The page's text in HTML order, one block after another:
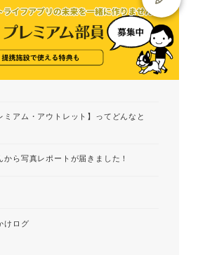
ミアム・アウトレット】ってどんなと
から写真レポートが届きました！
けログ